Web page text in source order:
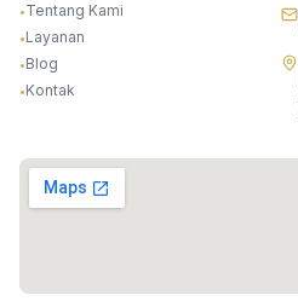
•Tentang Kami
•Layanan
•Blog
•Kontak